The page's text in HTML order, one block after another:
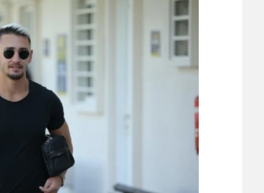
תקנון משתתפים וזוכים בפרסים
תקנון עבור פעילות אלקטרה
תקנון עבור פעילות ספורט 1 – "מרלן"
טניס
תנאי שימוש
מדיניות פרטיות
תקנון פעילות ספורט 1
הפועל חיפה
הפועל באר שבע
מכבי נתניה
בני יהודה